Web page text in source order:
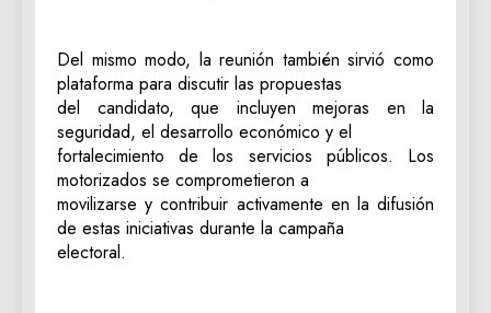
Del mismo modo, la reunión también sirvió como
plataforma para discutir las propuestas
del candidato, que incluyen mejoras en la
seguridad, el desarrollo económico y el
fortalecimiento de los servicios públicos. Los
motorizados se comprometieron a
movilizarse y contribuir activamente en la difusión
de estas iniciativas durante la campaña
electoral.